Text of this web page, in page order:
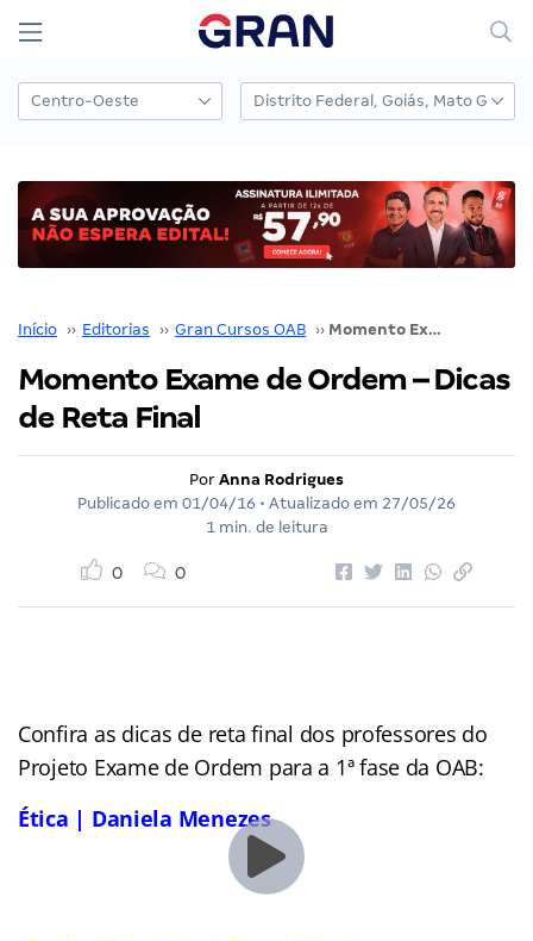
Início ›› Editorias ›› Gran Cursos OAB ›› Momento Exame de Ordem – Dicas de Reta Final
Momento Exame de Ordem – Dicas
de Reta Final
Por Anna Rodrigues
Publicado em 01/04/16 • Atualizado em 27/05/26
1 min. de leitura
0 0
Confira as dicas de reta final dos professores do
Projeto Exame de Ordem para a 1ª fase da OAB:
Ética | Daniela Menezes